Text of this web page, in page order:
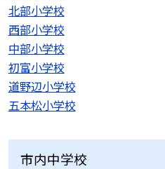
北部小学校
西部小学校
中部小学校
初富小学校
道野辺小学校
五本松小学校
市内中学校